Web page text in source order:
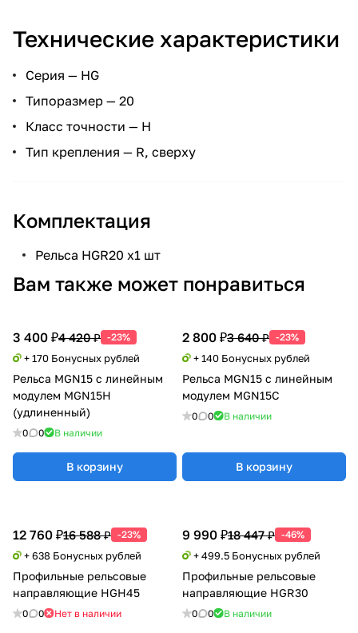
Технические характеристики
Серия — HG
Типоразмер — 20
Класс точности — H
Тип крепления — R, сверху
Комплектация
Рельса HGR20 х1 шт
Вам также может понравиться
3 400 ₽4 420 ₽ -23%
+ 170 Бонусных рублей
Рельса MGN15 с линейным
модулем MGN15H
(удлиненный)
0 0 В наличии
В корзину
2 800 ₽3 640 ₽ -23%
+ 140 Бонусных рублей
Рельса MGN15 с линейным
модулем MGN15C
0 0 В наличии
В корзину
9 990 ₽18 447 ₽ -46%
+ 499.5 Бонусных рублей
Профильные рельсовые
направляющие HGR30
0 0 В наличии
12 760 ₽16 588 ₽ -23%
+ 638 Бонусных рублей
Профильные рельсовые
направляющие HGH45
0 0 Нет в наличии